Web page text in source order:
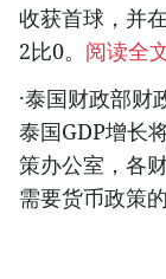
收获首球，并
2比0。 阅读全
·泰国财政部财
泰国GDP增长
策办公室，各
需要货币政策